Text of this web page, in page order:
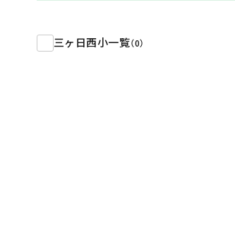
三ヶ日西小一覧（0）